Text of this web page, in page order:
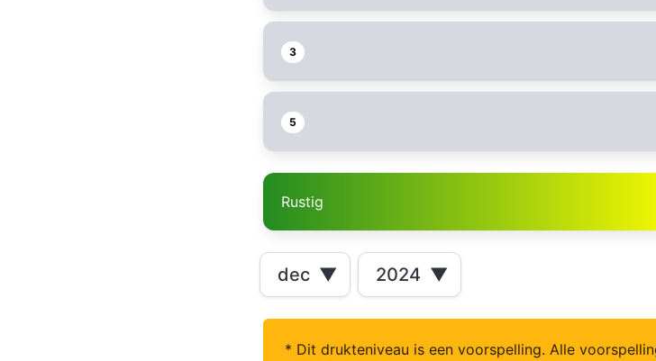
3
5
Rustig
dec ▼ 2024 ▼
* Dit drukteniveau is een voorspelling. Alle